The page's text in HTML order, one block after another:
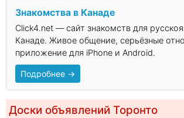
Знакомства в Канаде
Click4.net — сайт знакомств для
Канаде. Живое общение, серьёзные
приложение для iPhone и Android.
Подробнее →
Доски объявлений Торонто